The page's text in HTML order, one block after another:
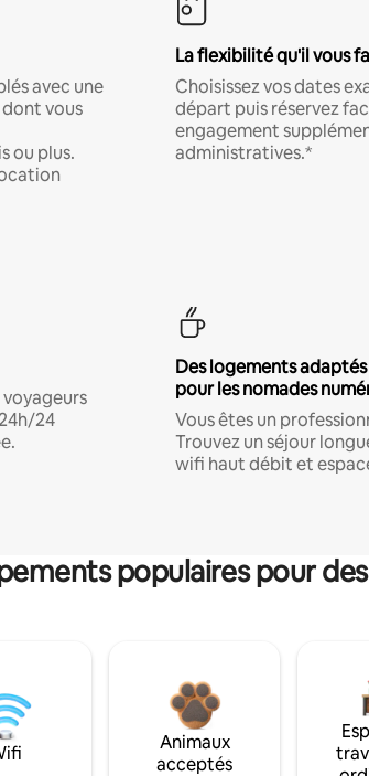
avec une
vous
ou plus.
La flexibilité qu'il vous
Choisissez vos dates
départ puis réservez
engagement
administratives.*
24
Des logements
pour les nomades
Vous êtes un
Trouvez un séjour
wifi haut débit et
populaires pour
Animaux
acceptés